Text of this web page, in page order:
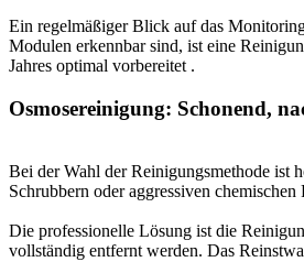
Ein regelmäßiger Blick auf das
Modulen erkennbar sind, ist eine
Jahres optimal vorbereitet .
Osmosereinigung: Schonend,
Bei der Wahl der Reinigungsmethode ist
Schrubbern oder aggressiven
Die professionelle Lösung ist die
vollständig entfernt werden. Das